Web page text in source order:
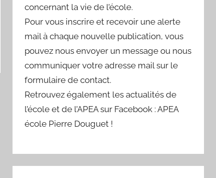
concernant la vie de l’école.
Pour vous inscrire et recevoir une alerte
mail à chaque nouvelle publication, vous
pouvez nous envoyer un message ou nous
communiquer votre adresse mail sur le
formulaire de contact.
Retrouvez également les actualités de
l’école et de l’APEA sur Facebook : APEA
école Pierre Douguet !